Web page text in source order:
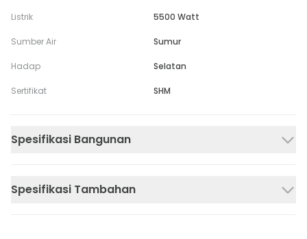
Listrik 5500 Watt
Sumber Air Sumur
Hadap Selatan
Sertifikat SHM
Spesifikasi Bangunan
Spesifikasi Tambahan